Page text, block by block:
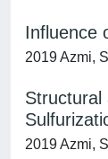
Influence
2019 Azmi,
Structural
2019 Azmi,